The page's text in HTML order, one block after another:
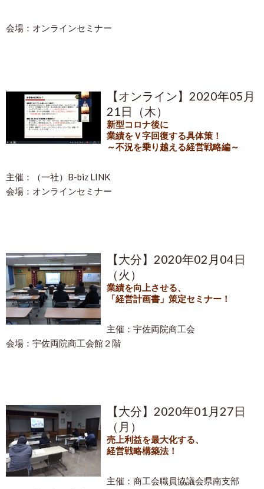
会場：オンラインセミナー
【オンライン】2020年05月
21日（木）
新型コロナ後に
業績をＶ字回復する具体策！
～不況を乗り越える経営戦略編～
主催：
（一社）B-biz LINK
会場：オンラインセミナー
【大分】2020年02月04日
（火）
業績を向上させる、
「経営計画書」策定セミナー！
主催：宇佐両院商工会
会場：宇佐両院商工会館２階
【大分】2020年01月27日
（月）
売上利益を最大化する、
経営戦略構築法！
主催：商工会職員協議会県南支部